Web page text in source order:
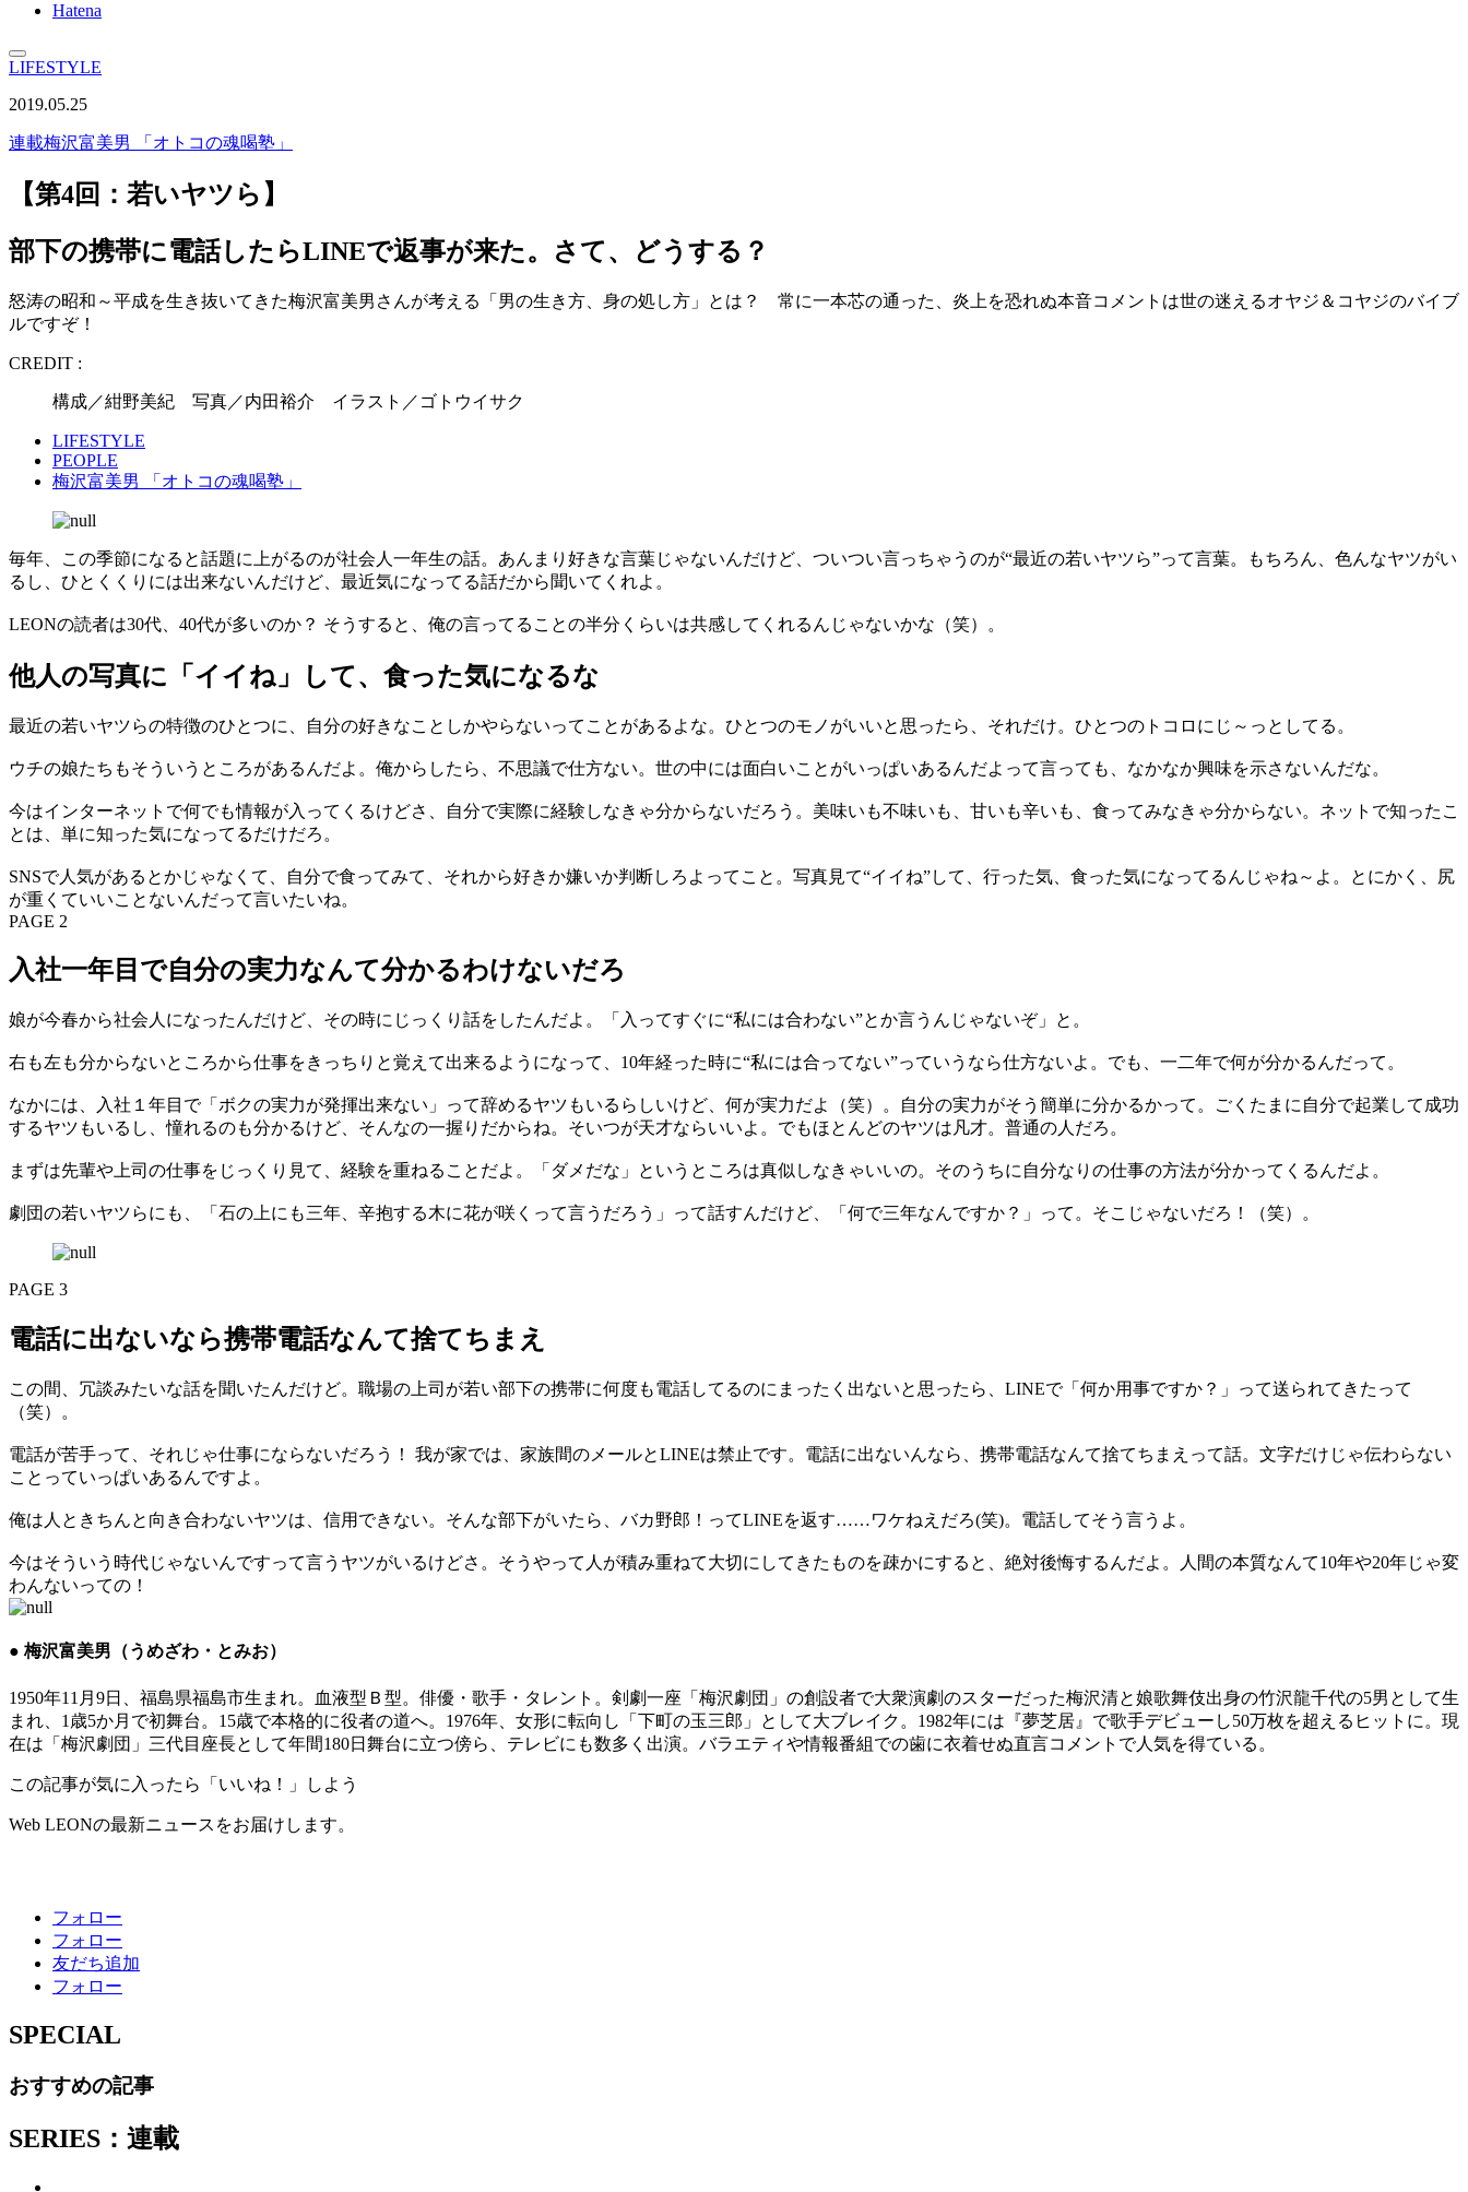
Hatena
LIFESTYLE
2019.05.25
連載梅沢富美男 「オトコの魂喝塾」
【第4回：若いヤツら】
部下の携帯に電話したらLINEで返事が来た。さて、どうする？
怒涛の昭和～平成を生き抜いてきた梅沢富美男さんが考える「男の生き方、身の処し方」とは？ 常に一本芯の通った、炎上を恐れぬ本音コメントは世の迷えるオヤジ＆コヤジのバイブ
ルですぞ！
CREDIT :
構成／紺野美紀 写真／内田裕介 イラスト／ゴトウイサク
LIFESTYLE
PEOPLE
梅沢富美男 「オトコの魂喝塾」
毎年、この季節になると話題に上がるのが社会人一年生の話。あんまり好きな言葉じゃないんだけど、ついつい言っちゃうのが“最近の若いヤツら”って言葉。もちろん、色んなヤツがい
るし、ひとくくりには出来ないんだけど、最近気になってる話だから聞いてくれよ。
LEONの読者は30代、40代が多いのか？ そうすると、俺の言ってることの半分くらいは共感してくれるんじゃないかな（笑）。
他人の写真に「イイね」して、食った気になるな
最近の若いヤツらの特徴のひとつに、自分の好きなことしかやらないってことがあるよな。ひとつのモノがいいと思ったら、それだけ。ひとつのトコロにじ～っとしてる。
ウチの娘たちもそういうところがあるんだよ。俺からしたら、不思議で仕方ない。世の中には面白いことがいっぱいあるんだよって言っても、なかなか興味を示さないんだな。
今はインターネットで何でも情報が入ってくるけどさ、自分で実際に経験しなきゃ分からないだろう。美味いも不味いも、甘いも辛いも、食ってみなきゃ分からない。ネットで知ったこ
とは、単に知った気になってるだけだろ。
SNSで人気があるとかじゃなくて、自分で食ってみて、それから好きか嫌いか判断しろよってこと。写真見て“イイね”して、行った気、食った気になってるんじゃね～よ。とにかく、尻
が重くていいことないんだって言いたいね。
PAGE 2
入社一年目で自分の実力なんて分かるわけないだろ
娘が今春から社会人になったんだけど、その時にじっくり話をしたんだよ。「入ってすぐに“私には合わない”とか言うんじゃないぞ」と。
右も左も分からないところから仕事をきっちりと覚えて出来るようになって、10年経った時に“私には合ってない”っていうなら仕方ないよ。でも、一二年で何が分かるんだって。
なかには、入社１年目で「ボクの実力が発揮出来ない」って辞めるヤツもいるらしいけど、何が実力だよ（笑）。自分の実力がそう簡単に分かるかって。ごくたまに自分で起業して成功
するヤツもいるし、憧れるのも分かるけど、そんなの一握りだからね。そいつが天才ならいいよ。でもほとんどのヤツは凡才。普通の人だろ。
まずは先輩や上司の仕事をじっくり見て、経験を重ねることだよ。「ダメだな」というところは真似しなきゃいいの。そのうちに自分なりの仕事の方法が分かってくるんだよ。
劇団の若いヤツらにも、「石の上にも三年、辛抱する木に花が咲くって言うだろう」って話すんだけど、「何で三年なんですか？」って。そこじゃないだろ！（笑）。
PAGE 3
電話に出ないなら携帯電話なんて捨てちまえ
この間、冗談みたいな話を聞いたんだけど。職場の上司が若い部下の携帯に何度も電話してるのにまったく出ないと思ったら、LINEで「何か用事ですか？」って送られてきたって
（笑）。
電話が苦手って、それじゃ仕事にならないだろう！ 我が家では、家族間のメールとLINEは禁止です。電話に出ないんなら、携帯電話なんて捨てちまえって話。文字だけじゃ伝わらない
ことっていっぱいあるんですよ。
俺は人ときちんと向き合わないヤツは、信用できない。そんな部下がいたら、バカ野郎！ってLINEを返す……ワケねえだろ(笑)。電話してそう言うよ。
今はそういう時代じゃないんですって言うヤツがいるけどさ。そうやって人が積み重ねて大切にしてきたものを疎かにすると、絶対後悔するんだよ。人間の本質なんて10年や20年じゃ変
わんないっての！
● 梅沢富美男（うめざわ・とみお）
1950年11月9日、福島県福島市生まれ。血液型Ｂ型。俳優・歌手・タレント。剣劇一座「梅沢劇団」の創設者で大衆演劇のスターだった梅沢清と娘歌舞伎出身の竹沢龍千代の5男として生
まれ、1歳5か月で初舞台。15歳で本格的に役者の道へ。1976年、女形に転向し「下町の玉三郎」として大ブレイク。1982年には『夢芝居』で歌手デビューし50万枚を超えるヒットに。現
在は「梅沢劇団」三代目座長として年間180日舞台に立つ傍ら、テレビにも数多く出演。バラエティや情報番組での歯に衣着せぬ直言コメントで人気を得ている。
この記事が気に入ったら「いいね！」しよう
Web LEONの最新ニュースをお届けします。
フォロー
フォロー
友だち追加
フォロー
SPECIAL
おすすめの記事
SERIES：連載